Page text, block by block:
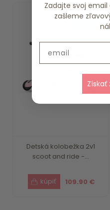
Detská kolobežka 2v1
scoot and ride -...
109.90 €
do 7 dní
Zadajte svoj
zašleme